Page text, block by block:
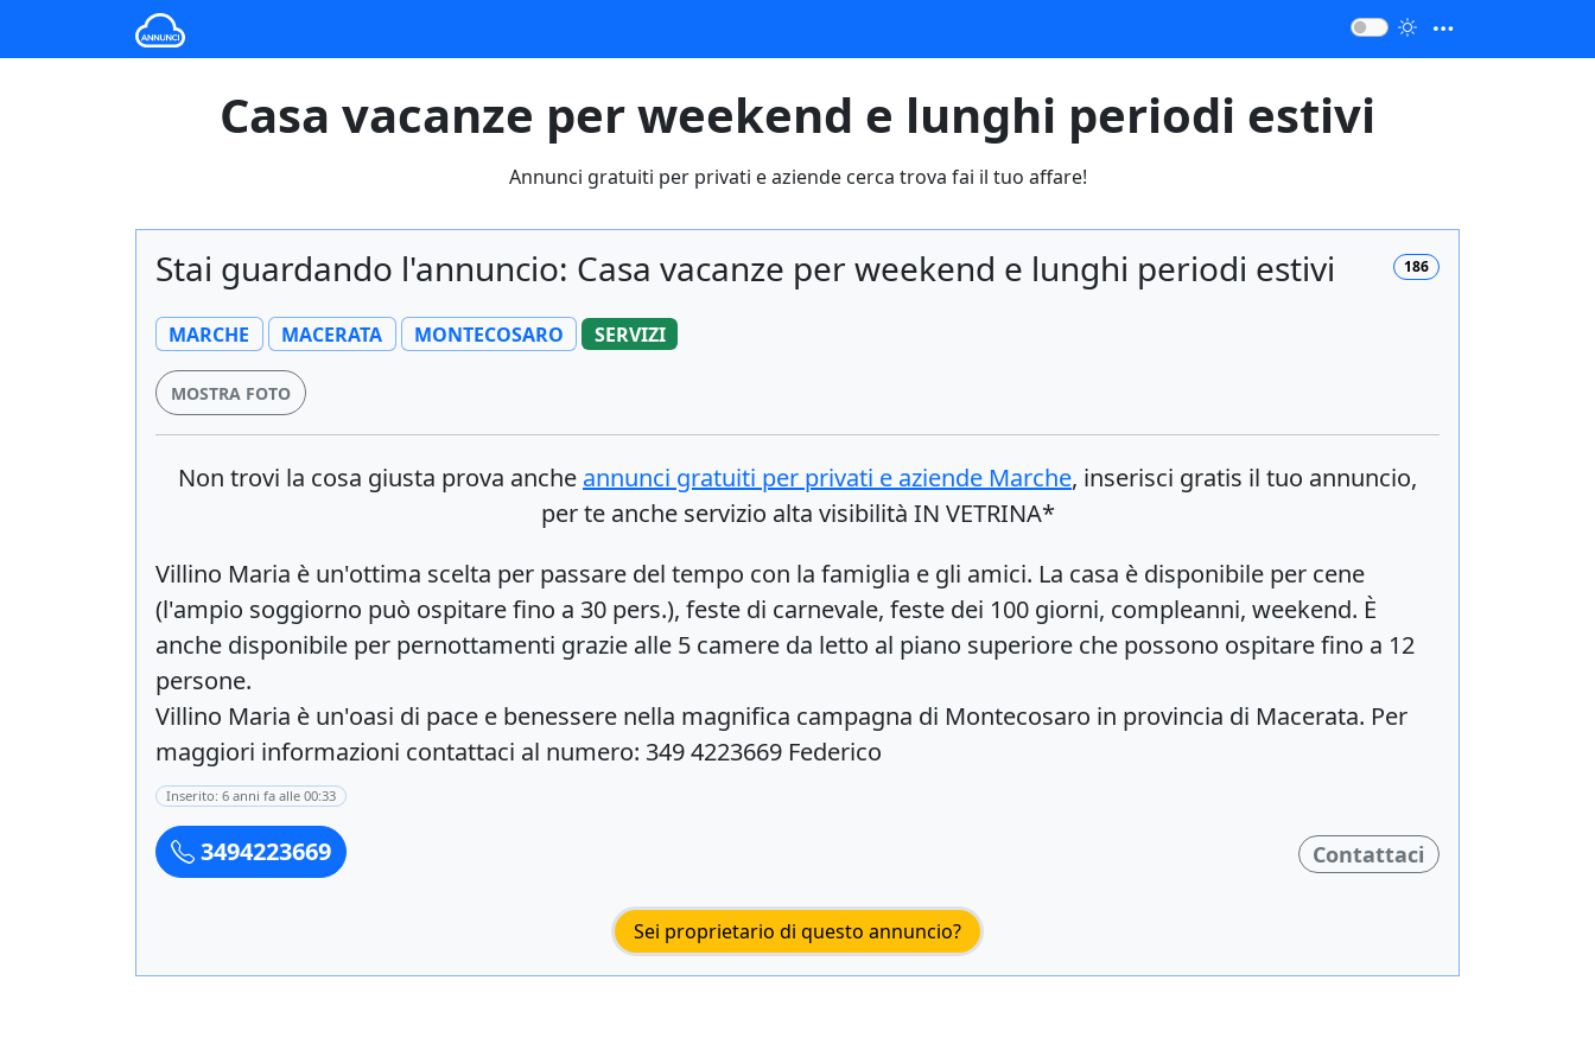
Casa vacanze per weekend e lunghi periodi estivi
Annunci gratuiti per privati e aziende cerca trova fai il tuo affare!
186
Stai guardando l'annuncio: Casa vacanze per weekend e lunghi periodi estivi
MARCHE MACERATA MONTECOSARO SERVIZI
MOSTRA FOTO
Non trovi la cosa giusta prova anche annunci gratuiti per privati e aziende Marche, inserisci gratis il tuo annuncio,
per te anche servizio alta visibilità IN VETRINA*
Villino Maria è un'ottima scelta per passare del tempo con la famiglia e gli amici. La casa è disponibile per cene
(l'ampio soggiorno può ospitare fino a 30 pers.), feste di carnevale, feste dei 100 giorni, compleanni, weekend. È
anche disponibile per pernottamenti grazie alle 5 camere da letto al piano superiore che possono ospitare fino a 12
persone.
Villino Maria è un'oasi di pace e benessere nella magnifica campagna di Montecosaro in provincia di Macerata. Per
maggiori informazioni contattaci al numero: 349 4223669 Federico
Inserito: 6 anni fa alle 00:33
3494223669 Contattaci
Sei proprietario di questo annuncio?